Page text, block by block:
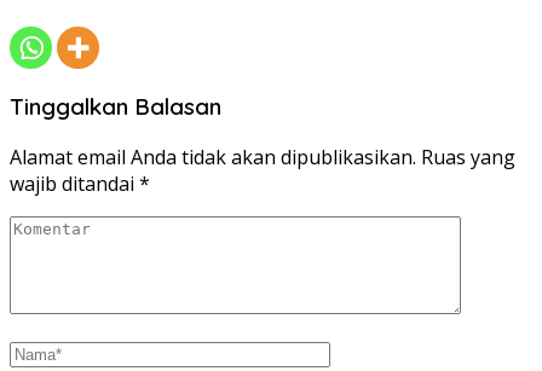
Tinggalkan Balasan
Alamat email Anda tidak akan dipublikasikan. Ruas yang
wajib ditandai *